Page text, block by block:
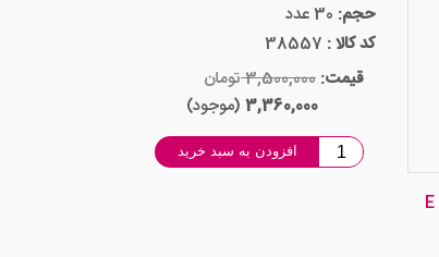
حجم: 30 عدد
کد کالا : 38557
قیمت: 3,500,000 تومان
3,360,000 (موجود)
افزودن به سبد خرید